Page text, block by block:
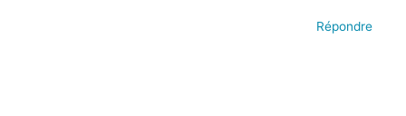
Répondre